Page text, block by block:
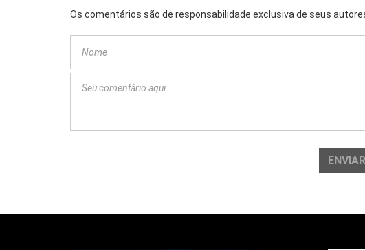
Os comentários são de responsabilidade exclusiva de seus